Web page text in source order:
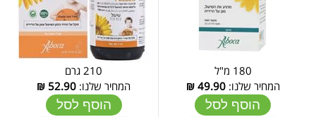
180 מ"ל
המחיר שלנו:49.90
₪
הוסף לסל
210 גרם
המחיר שלנו: 52.90
₪
הוסף לסל